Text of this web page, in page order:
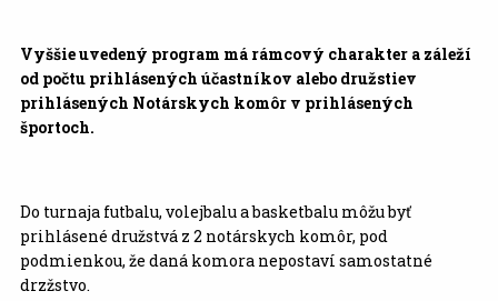
Vyššie uvedený program má rámcový charakter a záleží
od počtu prihlásených účastníkov alebo družstiev
prihlásených Notárskych komôr v prihlásených
športoch.
Do turnaja futbalu, volejbalu a basketbalu môžu byť
prihlásené družstvá z 2 notárskych komôr, pod
podmienkou, že daná komora nepostaví samostatné
drzžstvo.